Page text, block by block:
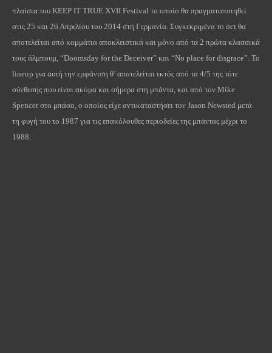
πλαίσια του KEEP IT TRUE XVII Festival το οποίο θα πραγματοποιηθεί
στις 25 και 26 Απριλίου του 2014 στη Γερμανία. Συγκεκριμένα το σετ θα
αποτελείται από κομμάτια αποκλειστικά και μόνο από τα 2 πρώτα κλασσικά
τους άλμπουμ, “Doomsday for the Deceiver” και “No place for disgrace”. To
lineup για αυτή την εμφάνιση θ’ αποτελείται εκτός από τα 4/5 της τότε
σύνθεσης που είναι ακόμα και σήμερα στη μπάντα, και από τον Mike
Spencerστο μπάσο, ο οποίος είχε αντικαταστήσει τον Jason Newsted μετά
τη φυγή του το 1987 για τις επακόλουθες περιοδείες της μπάντας μέχρι το
1988.